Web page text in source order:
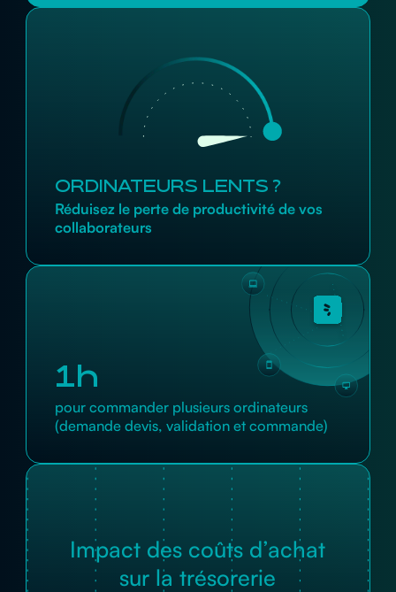
1h
pour commander plusieurs ordinateurs
(demande devis, validation et commande)
Impact des coûts d’achat
sur la trésorerie
ORDINATEURS LENTS ?
Réduisez le perte de productivité de vos
collaborateurs